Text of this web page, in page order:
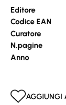
Editore
Codice EAN
Curatore
N.pagine
Anno
AGGIUNGI